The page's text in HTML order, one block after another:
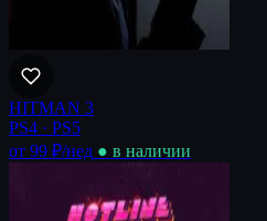
HITMAN 3
PS4 · PS5
от 99 ₽/нед ● в наличии